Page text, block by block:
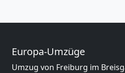
Europa-Umzüge
Umzug von Freiburg im